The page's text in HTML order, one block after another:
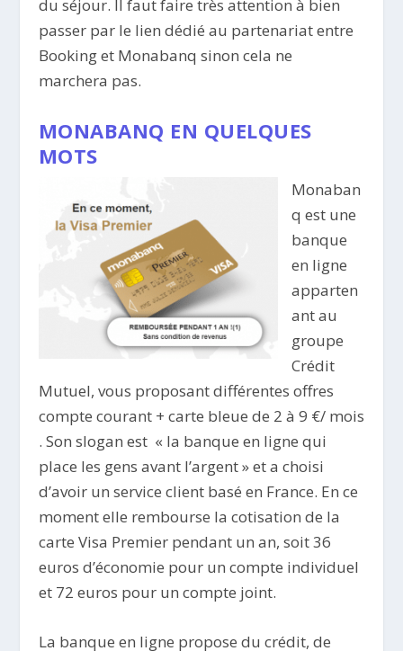
du séjour. Il faut faire très attention à bien
passer par le lien dédié au partenariat entre
Booking et Monabanq sinon cela ne
marchera pas.
MONABANQ EN QUELQUES
MOTS
Monaban
q est une
banque
en ligne
apparten
ant au
groupe
Crédit
Mutuel, vous proposant différentes offres
compte courant + carte bleue de 2 à 9 €/ mois
. Son slogan est « la banque en ligne qui
place les gens avant l’argent » et a choisi
d’avoir un service client basé en France. En ce
moment elle rembourse la cotisation de la
carte Visa Premier pendant un an, soit 36
euros d’économie pour un compte individuel
et 72 euros pour un compte joint.
La banque en ligne propose du crédit, de